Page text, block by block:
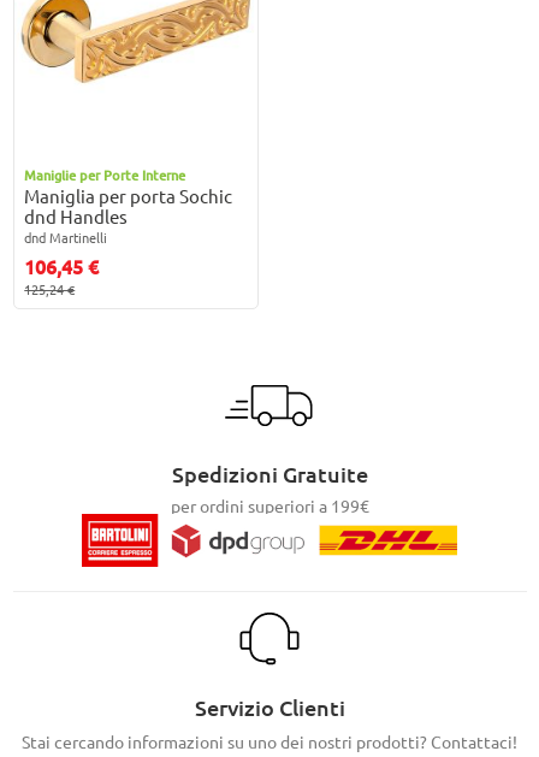
Maniglie per Porte Interne
Maniglia per porta Sochic
dnd Handles
dnd Martinelli
106,45 €
125,24 €
Spedizioni Gratuite
per ordini superiori a 199€
Servizio Clienti
Stai cercando informazioni su uno dei nostri prodotti? Contattaci!